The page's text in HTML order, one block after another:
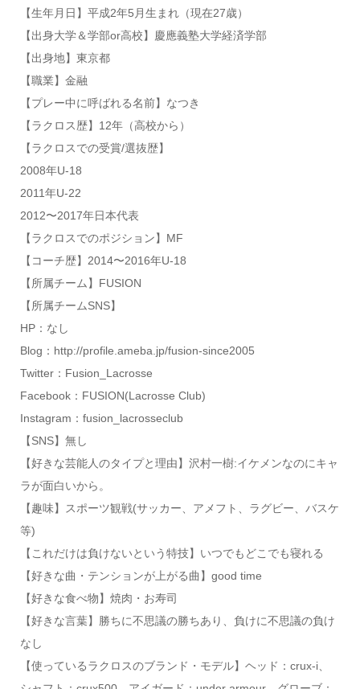
【生年月日】平成2年5月生まれ（現在27歳）
【出身大学＆学部or高校】慶應義塾大学経済学部
【出身地】東京都
【職業】金融
【プレー中に呼ばれる名前】なつき
【ラクロス歴】12年（高校から）
【ラクロスでの受賞/選抜歴】
2008年U-18
2011年U-22
2012〜2017年日本代表
【ラクロスでのポジション】MF
【コーチ歴】2014〜2016年U-18
【所属チーム】FUSION
【所属チームSNS】
HP：なし
Blog：http://profile.ameba.jp/fusion-since2005
Twitter：Fusion_Lacrosse
Facebook：FUSION(Lacrosse Club)
Instagram：fusion_lacrosseclub
【SNS】無し
【好きな芸能人のタイプと理由】沢村一樹:イケメンなのにキャ
ラが面白いから。
【趣味】スポーツ観戦(サッカー、アメフト、ラグビー、バスケ
等)
【これだけは負けないという特技】いつでもどこでも寝れる
【好きな曲・テンションが上がる曲】good time
【好きな食べ物】焼肉・お寿司
【好きな言葉】勝ちに不思議の勝ちあり、負けに不思議の負け
なし
【使っているラクロスのブランド・モデル】ヘッド：crux-i、